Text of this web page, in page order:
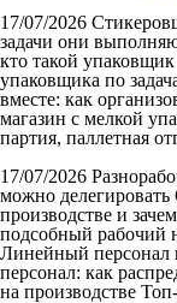
17/07/2026
задачи они
кто такой
упаковщика по
вместе: как
магазин с мелкой
партия, паллетная
17/07/2026
можно делегировать
производстве и
подсобный рабочий
Линейный персонал
персонал: как
на производстве